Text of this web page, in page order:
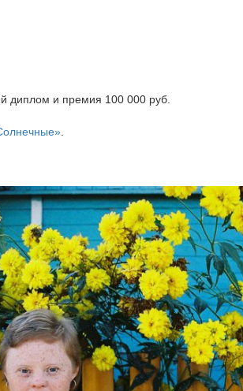
и премия 100 000 руб.